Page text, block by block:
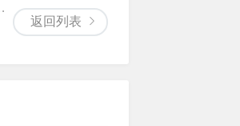
返回列表